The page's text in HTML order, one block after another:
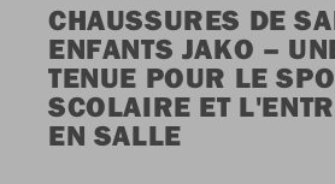
CHAUSSURES DE
ENFANTS JAKO –
TENUE POUR LE
SCOLAIRE ET
EN SALLE